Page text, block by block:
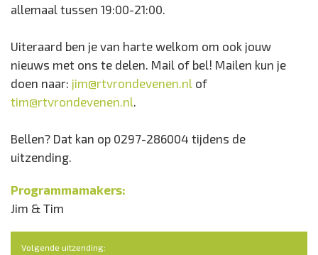
allemaal tussen 19:00-21:00.
Uiteraard ben je van harte welkom om ook jouw
nieuws met ons te delen. Mail of bel! Mailen kun je
doen naar: jim@rtvrondevenen.nl of
tim@rtvrondevenen.nl
Bellen? Dat kan op 0297-286004 tijdens de
uitzending.
Programmamakers:
Jim & Tim
Volgende uitzending: